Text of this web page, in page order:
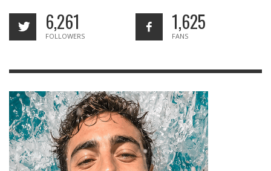
6,261
FOLLOWERS
1,625
FANS